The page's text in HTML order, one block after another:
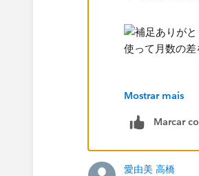
Mostrar mais
Marcar
愛由美 高橋